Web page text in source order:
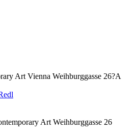
Art Vienna Weihburggasse 26?A
Art Weihburggasse 26